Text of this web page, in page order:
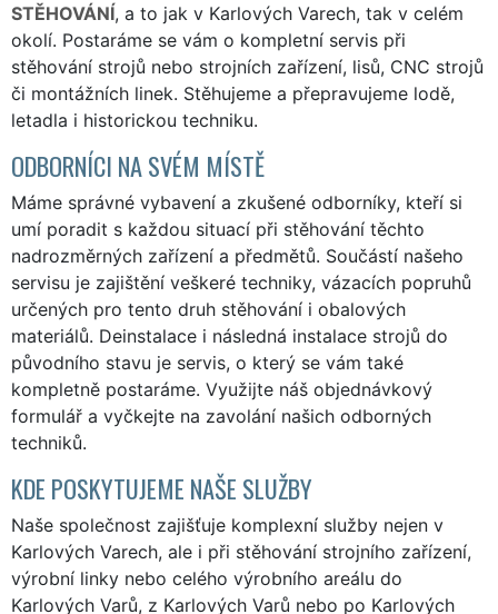
STĚHOVÁNÍ, a to jak v Karlových Varech, tak v celém
okolí. Postaráme se vám o kompletní servis při
stěhování strojů nebo strojních zařízení, lisů, CNC strojů
či montážních linek. Stěhujeme a přepravujeme lodě,
letadla i historickou techniku.
ODBORNÍCI NA SVÉM MÍSTĚ
Máme správné vybavení a zkušené odborníky, kteří si
umí poradit s každou situací při stěhování těchto
nadrozměrných zařízení a předmětů. Součástí našeho
servisu je zajištění veškeré techniky, vázacích popruhů
určených pro tento druh stěhování i obalových
materiálů. Deinstalace i následná instalace strojů do
původního stavu je servis, o který se vám také
kompletně postaráme. Využijte náš objednávkový
formulář a vyčkejte na zavolání našich odborných
techniků.
KDE POSKYTUJEME NAŠE SLUŽBY
Naše společnost zajišťuje komplexní služby nejen v
Karlových Varech, ale i při stěhování strojního zařízení,
výrobní linky nebo celého výrobního areálu do
Karlových Varů, z Karlových Varů nebo po Karlových